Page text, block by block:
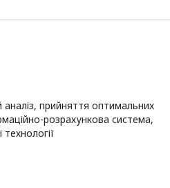
аналіз, прийняття оптимальних
розрахункова система,